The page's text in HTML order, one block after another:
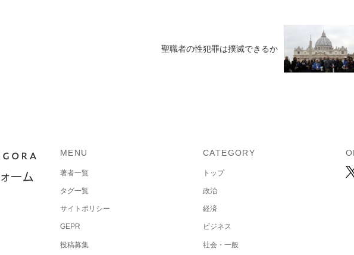
聖職者の性犯罪は撲滅できるか
MENU
著者一覧
タグ一覧
サイトポリシー
GEPR
投稿募集
CATEGORY
トップ
政治
経済
ビジネス
社会・一般